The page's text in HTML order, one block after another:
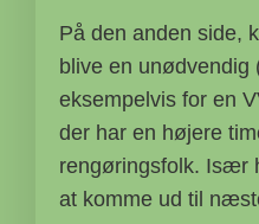
På den anden side,
blive en unødvendig
eksempelvis for en
der har en højere
rengøringsfolk. Især
at komme ud til